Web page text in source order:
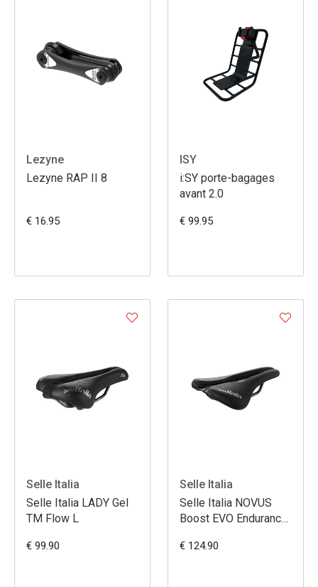
Lezyne
Lezyne RAP II 8
€ 16.95
ISY
i:SY porte-bagages
avant 2.0
€ 99.95
Selle Italia
Selle Italia LADY Gel
TM Flow L
€ 99.90
Selle Italia
Selle Italia NOVUS
Boost EVO Endurance
€ 124.90